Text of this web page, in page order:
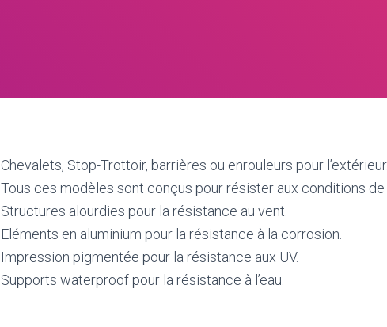
Chevalets, Stop-Trottoir, barrières ou enrouleurs pour l’extérieur.
Tous ces modèles sont conçus pour résister aux conditions de
Structures alourdies pour la résistance au vent.
Eléments en aluminium pour la résistance à la corrosion.
Impression pigmentée pour la résistance aux UV.
Supports waterproof pour la résistance à l’eau.